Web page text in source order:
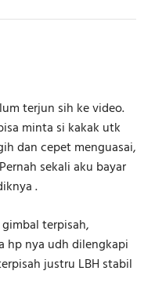
terjun sih ke video.
minta si kakak utk
dan cepet menguasai,
sekali aku bayar
.
terpisah,
hp nya udh dilengkapi
justru LBH stabil